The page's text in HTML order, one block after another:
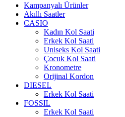
Kampanyalı Ürünler
Akıllı Saatler
CASIO
Kadın Kol Saati
Erkek Kol Saati
Uniseks Kol Saati
Çocuk Kol Saati
Kronometre
Orijinal Kordon
DIESEL
Erkek Kol Saati
FOSSIL
Erkek Kol Saati